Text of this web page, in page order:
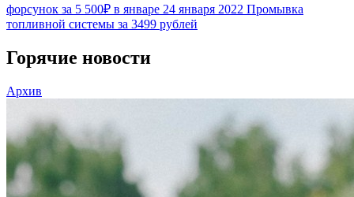
форсунок за 5 500₽ в январе 24 января 2022 Промывка
топливной системы за 3499 рублей
Горячие новости
Архив